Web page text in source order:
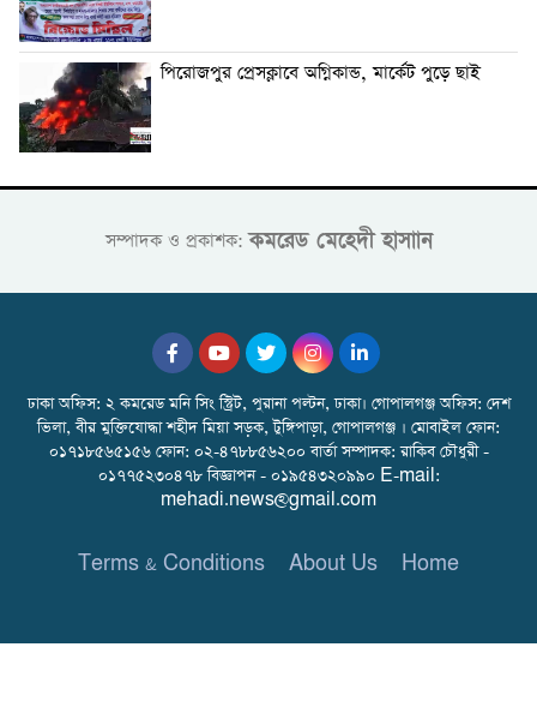
পিরোজপুর প্রেসক্লাবে অগ্নিকান্ড, মার্কেট পুড়ে ছাই
সম্পাদক ও প্রকাশক:কমরেড মেহেদী হাসাান
ঢাকা অফিস: ২ কমরেড মনি সিং স্ট্রিট, পুরানা পল্টন, ঢাকা। গোপালগঞ্জ অফিস: দেশ
ভিলা, বীর মুক্তিযোদ্ধা শহীদ মিয়া সড়ক, টুঙ্গিপাড়া, গোপালগঞ্জ । মোবাইল ফোন:
০১৭১৮৫৬৫১৫৬ ফোন: ০২-৪৭৮৮৫৬২০০ বার্তা সম্পাদক: রাকিব চৌধুরী -
০১৭৭৫২৩০৪৭৮ বিজ্ঞাপন - ০১৯৫৪৩২০৯৯০ E-mail:
mehadi.news@gmail.com
Terms & Conditions About Us Home